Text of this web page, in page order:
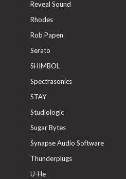
Reveal Sound
Rhodes
Rob Papen
Serato
SHIMBOL
Spectrasonics
STAY
Studiologic
Sugar Bytes
Synapse Audio Software
Thunderplugs
U-He